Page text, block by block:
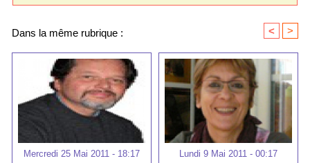
Dans la même rubrique : < >
Mercredi 25 Mai 2011 - 18:17 Lundi 9 Mai 2011 - 00:17